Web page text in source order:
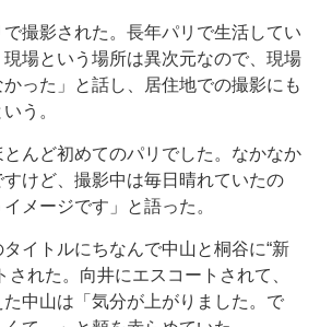
撮影された。長年パリで生活してい
場という場所は異次元なので、現場
った」と話し、居住地での撮影にも
う。
んど初めてのパリでした。なかなか
けど、撮影中は毎日晴れていたの
メージです」と語った。
イトルにちなんで中山と桐谷に“新
された。向井にエスコートされて、
中山は「気分が上がりました。で